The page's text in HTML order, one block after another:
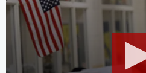
seconds
minutes,